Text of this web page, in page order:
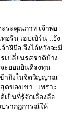
ะระคุณภาพ เจ้าพ่อ
อรีน เฮปเบิร์น ..ยัง
าฝีมือ จึงได้หวังจะมี
เปลี่ยนรสชาติบ้าง
จะยอมยินดีลงทุน
ข้าถึงในจิตวิญญาณ
ของเขา ..เพราะ
เป็นที่รู้จักเลื่องลือ
ปรากฎการณ์ให้